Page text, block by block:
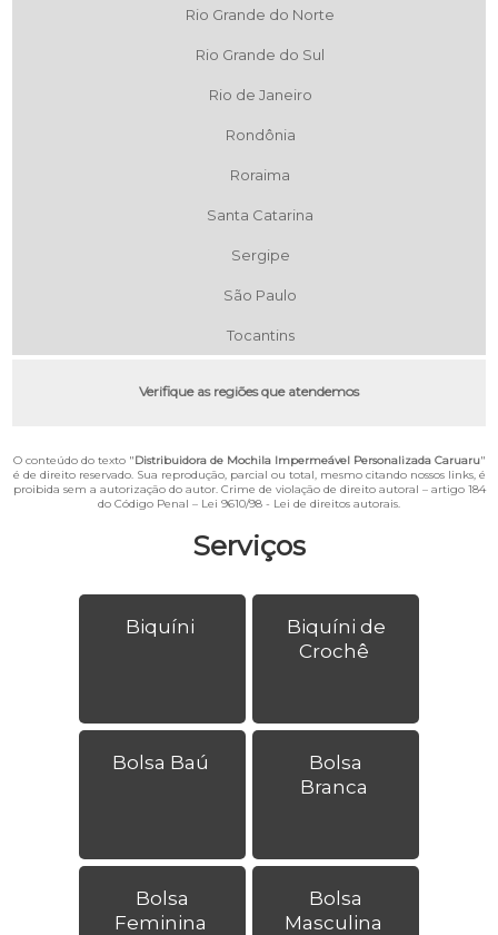
Serviços
Biquíni
Biquíni de
Crochê
Bolsa Baú
Bolsa
Branca
Bolsa
Feminina
Bolsa
Masculina
Rio Grande do Norte
Rio Grande do Sul
Rio de Janeiro
Rondônia
Roraima
Santa Catarina
Sergipe
São Paulo
Tocantins
Verifique as regiões que atendemos
O conteúdo do texto "Distribuidora de Mochila Impermeável Personalizada Caruaru"
é de direito reservado. Sua reprodução, parcial ou total, mesmo citando nossos links, é
proibida sem a autorização do autor. Crime de violação de direito autoral – artigo 184
do Código Penal – Lei 9610/98 - Lei de direitos autorais.